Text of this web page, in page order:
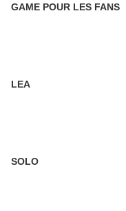
GAME POUR LES FANS
LEA
SOLO